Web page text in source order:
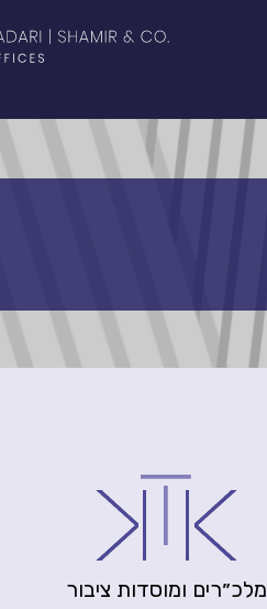
מלכ״רים ומוסדות ציבור